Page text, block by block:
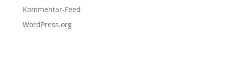
Kommentar-Feed
WordPress.org